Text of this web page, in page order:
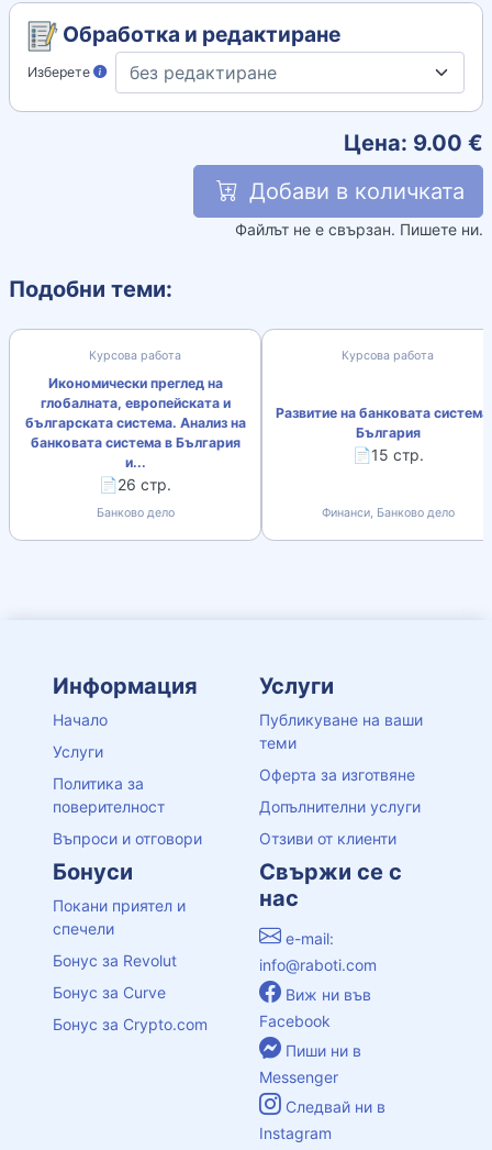
Обработка и редактиране
Изберете
Цена: 9.00 €
Добави в количката
Файлът не е свързан. Пишете ни.
Подобни теми:
Курсова работа
Икономически преглед на
глобалната, европейската и
българската система. Анализ на
банковата система в България
и...
📄26 стр.
Банково дело
Курсова работа
Развитие на банковата система
България
📄15 стр.
Финанси, Банково дело
Информация
Начало
Услуги
Политика за
поверителност
Въпроси и отговори
Услуги
Публикуване на ваши
теми
Оферта за изготвяне
Допълнителни услуги
Отзиви от клиенти
Бонуси
Покани приятел и
спечели
Бонус за Revolut
Бонус за Curve
Бонус за Crypto.com
Свържи се с
нас
e-mail:
info@raboti.com
Виж ни във
Facebook
Пиши ни в
Messenger
Следвай ни в
Instagram